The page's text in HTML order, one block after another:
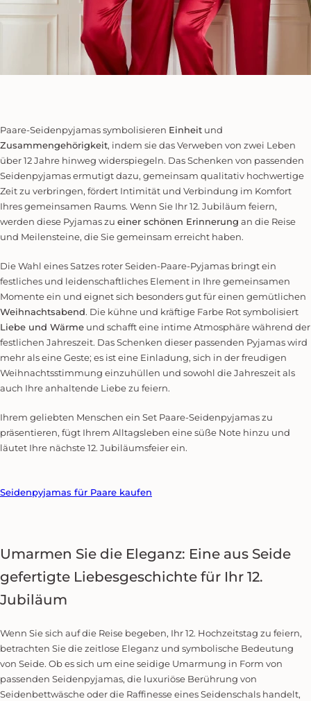
Paare-Seidenpyjamas symbolisieren Einheit und
Zusammengehörigkeit, indem sie das Verweben von zwei Leben
über 12 Jahre hinweg widerspiegeln. Das Schenken von passenden
Seidenpyjamasermutigt dazu, gemeinsam qualitativ hochwertige
Zeit zu verbringen, fördert Intimität und Verbindung im Komfort
Ihres gemeinsamen Raums. Wenn Sie Ihr 12. Jubiläum feiern,
werden diese Pyjamas zu einer schönen Erinnerung an die Reise
und Meilensteine, die Sie gemeinsam erreicht haben.
Die Wahl eines Satzes roter Seiden-Paare-Pyjamas bringt ein
festliches und leidenschaftliches Element in Ihre gemeinsamen
Momente ein und eignet sich besonders gut für einen gemütlichen
Weihnachtsabend. Die kühne und kräftige Farbe Rot symbolisiert
Liebe und Wärme und schafft eine intime Atmosphäre während der
festlichen Jahreszeit. Das Schenken dieser passenden Pyjamas wird
mehr als eine Geste; es ist eine Einladung, sich in der freudigen
Weihnachtsstimmung einzuhüllen und sowohl die Jahreszeit als
auch Ihre anhaltende Liebe zu feiern.
Ihrem geliebten Menschen ein Set Paare-Seidenpyjamas zu
präsentieren, fügt Ihrem Alltagsleben eine süße Note hinzu und
läutet Ihre nächste 12. Jubiläumsfeier ein.
Seidenpyjamas für Paare kaufen
Umarmen Sie die Eleganz: Eine aus Seide
gefertigte Liebesgeschichte für Ihr 12.
Jubiläum
Wenn Sie sich auf die Reise begeben, Ihr 12. Hochzeitstag zu feiern,
betrachten Sie die zeitlose Eleganz und symbolische Bedeutung
von Seide. Ob es sich um eine seidige Umarmung in Form von
passenden Seidenpyjamas, die luxuriöse Berührung von
Seidenbettwäsche oder die Raffinesse eines Seidenschals handelt,